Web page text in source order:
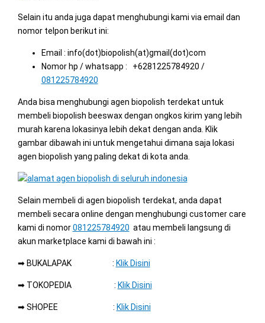
Selain itu anda juga dapat menghubungi kami via email dan
nomor telpon berikut ini:
Email : info(dot)biopolish(at)gmail(dot)com
Nomor hp / whatsapp : +6281225784920 /
081225784920
Anda bisa menghubungi agen biopolish terdekat untuk
membeli biopolish beeswax dengan ongkos kirim yang lebih
murah karena lokasinya lebih dekat dengan anda. Klik
gambar dibawah ini untuk mengetahui dimana saja lokasi
agen biopolish yang paling dekat di kota anda.
Selain membeli di agen biopolish terdekat, anda dapat
membeli secara online dengan menghubungi customer care
kami di nomor081225784920 atau membeli langsung di
akun marketplace kami di bawah ini :
➡ BUKALAPAK : Klik Disini
➡ TOKOPEDIA : Klik Disini
➡ SHOPEE : Klik Disini